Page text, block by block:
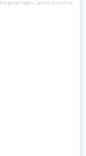
Europejski Indeks Jakości Powietrza